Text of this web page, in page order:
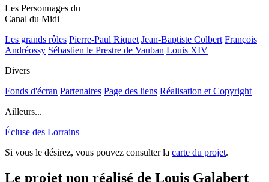
Les Personnages du
Canal du Midi
Les grands rôles Pierre-Paul Riquet Jean-Baptiste Colbert François
Andréossy Sébastien le Prestre de Vauban Louis XIV
Divers
Fonds d'écran Partenaires Page des liens Réalisation et Copyright
Ailleurs...
Écluse des Lorrains
Si vous le désirez, vous pouvez consulter la carte du projet.
Le projet non réalisé de Louis Galabert